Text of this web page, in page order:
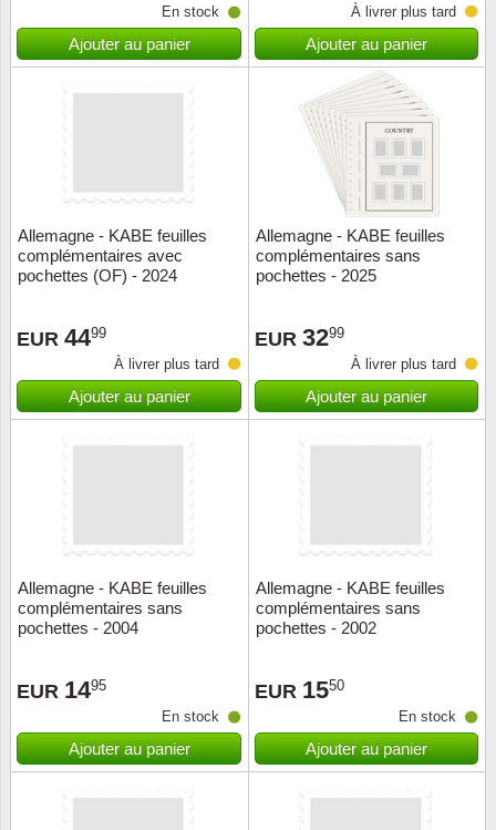
En stock
Ajouter au panier
À livrer plus tard
Ajouter au panier
Allemagne - KABE feuilles
complémentaires avec
pochettes (OF) - 2024
EUR 4499
À livrer plus tard
Ajouter au panier
Allemagne - KABE feuilles
complémentaires sans
pochettes - 2025
EUR 3299
À livrer plus tard
Ajouter au panier
Allemagne - KABE feuilles
complémentaires sans
pochettes - 2004
EUR 1495
En stock
Ajouter au panier
Allemagne - KABE feuilles
complémentaires sans
pochettes - 2002
EUR 1550
En stock
Ajouter au panier
Fleurs
Islande
Malte